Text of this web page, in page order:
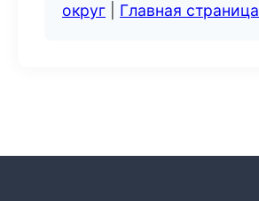
округ
Главная страница